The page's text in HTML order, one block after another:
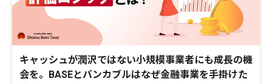
キャッシュが潤沢ではない小規模事業者にも成長の機
会を。BASEとバンカブルはなぜ金融事業を手掛けた